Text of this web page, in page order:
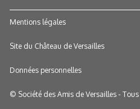
Mentions légales
Site du Château de Versailles
Données personnelles
© Société des Amis de Versailles -